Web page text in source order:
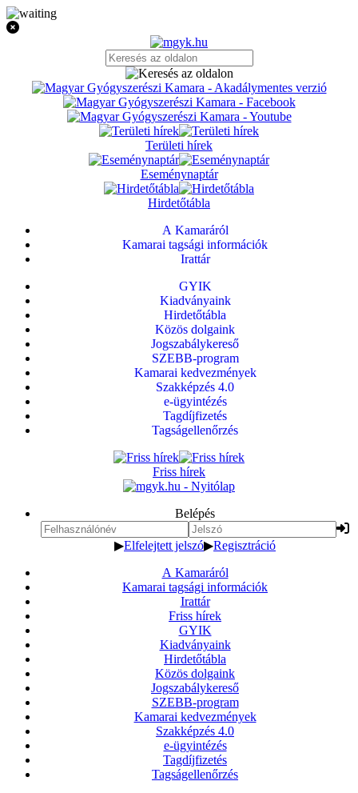
Területi hírek
Eseménynaptár
Hirdetőtábla
A Kamaráról
Kamarai tagsági információk
Irattár
GYIK
Kiadványaink
Hirdetőtábla
Közös dolgaink
Jogszabálykereső
SZEBB-program
Kamarai kedvezmények
Szakképzés 4.0
e-ügyintézés
Tagdíjfizetés
Tagságellenőrzés
Friss hírek
Belépés
▶Elfelejtett jelszó▶Regisztráció
A Kamaráról
Kamarai tagsági információk
Irattár
Friss hírek
GYIK
Kiadványaink
Hirdetőtábla
Közös dolgaink
Jogszabálykereső
SZEBB-program
Kamarai kedvezmények
Szakképzés 4.0
e-ügyintézés
Tagdíjfizetés
Tagságellenőrzés